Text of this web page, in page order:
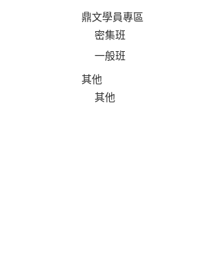
鼎文學員專區
密集班
一般班
其他
其他